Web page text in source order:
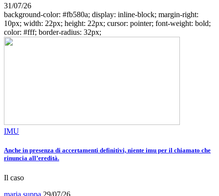
31/07/26
background-color: #fb580a; display: inline-block; margin-right:
10px; width: 22px; height: 22px; cursor: pointer; font-weight: bold;
color: #fff; border-radius: 32px;
IMU
Anche in presenza di accertamenti definitivi, niente imu per il chiamato che
rinuncia all’eredità.
Il caso
maria suppa 29/07/26